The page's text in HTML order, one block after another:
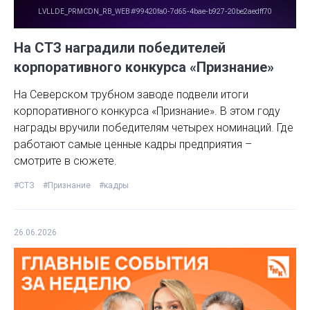
На СТЗ наградили победителей
корпоративного конкурса «Признание»
На Северском трубном заводе подвели итоги
корпоративного конкурса «Признание». В этом году
награды вручили победителям четырех номинаций. Где
работают самые ценные кадры предприятия –
смотрите в сюжете.
#СТЗ #Признание #кадры
26.06.2026